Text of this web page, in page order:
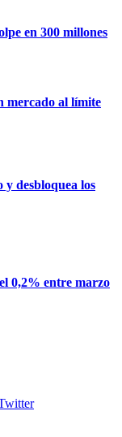
en 300 millones
mercado al límite
y desbloquea los
0,2% entre marzo